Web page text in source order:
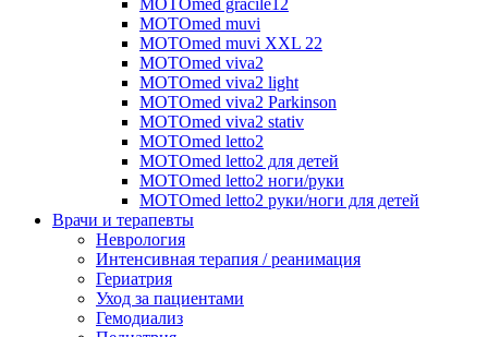
MOTOmed gracile12
MOTOmed muvi
MOTOmed muvi XXL 22
MOTOmed viva2
MOTOmed viva2 light
MOTOmed viva2 Parkinson
MOTOmed viva2 stativ
MOTOmed letto2
MOTOmed letto2 для детей
MOTOmed letto2 ноги/руки
MOTOmed letto2 руки/ноги для детей
Врачи и терапевты
Неврология
Интенсивная терапия / реанимация
Гериатрия
Уход за пациентами
Гемодиализ